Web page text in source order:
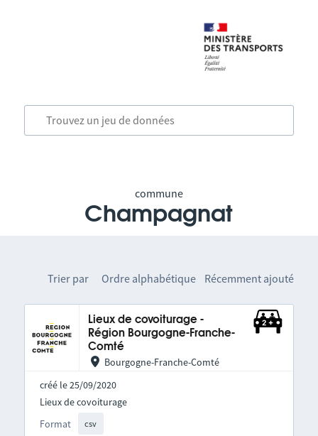
commune
Champagnat
Trier par Ordre alphabétique Récemment ajouté
Lieux de covoiturage -
Région Bourgogne-Franche-
Comté
Bourgogne-Franche-Comté
créé le 25/09/2020
Format csv
Lieux de covoiturage